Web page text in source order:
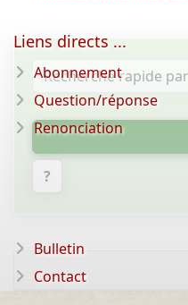
?
Liens directs ...
Abonnement
Question/réponse
Renonciation
Bulletin
Contact